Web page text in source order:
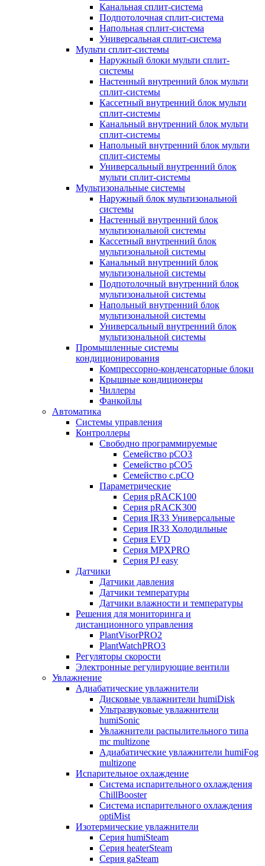
Канальная сплит-система
Подпотолочная сплит-система
Напольная сплит-система
Универсальная сплит-система
Мульти сплит-системы
Наружный блоки мульти сплит-
системы
Настенный внутренний блок мульти
сплит-системы
Кассетный внутренний блок мульти
сплит-системы
Канальный внутренний блок мульти
сплит-системы
Напольный внутренний блок мульти
сплит-системы
Универсальный внутренний блок
мульти сплит-системы
Мультизональные системы
Наружный блок мультизональной
системы
Настенный внутренний блок
мультизональной системы
Кассетный внутренний блок
мультизональной системы
Канальный внутренний блок
мультизональной системы
Подпотолочный внутренний блок
мультизональной системы
Напольный внутренний блок
мультизональной системы
Универсальный внутренний блок
мультизональной системы
Промышленные системы
кондиционирования
Компрессорно-конденсаторные блоки
Крышные кондиционеры
Чиллеры
Фанкойлы
Автоматика
Системы управления
Контроллеры
Свободно программируемые
Семейство pCO3
Семейство pCO5
Семейство c.pCO
Параметрические
Серия pRACK100
Серия pRACK300
Серия IR33 Универсальные
Серия IR33 Холодильные
Серия EVD
Серия MPXPRO
Серия PJ easy
Датчики
Датчики давления
Датчики температуры
Датчики влажности и температуры
Решения для мониторинга и
дистанционного управления
PlantVisorPRO2
PlantWatchPRO3
Регуляторы скорости
Электронные регулирующие вентили
Увлажнение
Адиабатические увлажнители
Дисковые увлажнители humiDisk
Ультразвуковые увлажнители
humiSonic
Увлажнители распылительного типа
mc multizone
Адиабатические увлажнители humiFog
multizone
Испарительное охлаждение
Система испарительного охлаждения
ChillBooster
Система испарительного охлаждения
optiMist
Изотермические увлажнители
Серия humiSteam
Серия heaterSteam
Серия gaSteam